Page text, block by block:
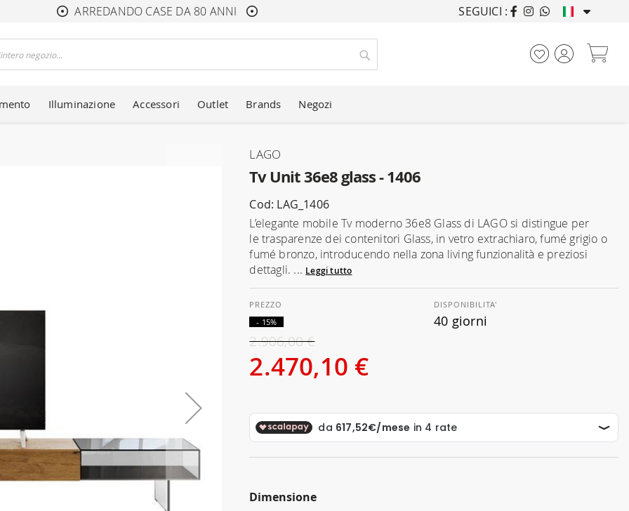
ARREDANDO CASE DA 80 ANNI ARREDANDO CASE
SEGUICI :
Cerca
Illuminazione Accessori Outlet Brands Negozi
Tv Unit 36e8 glass - 1406
LAGO
Cod: LAG_1406
L’elegante mobile Tv moderno 36e8 Glass di LAGO si distingue per
le trasparenze dei contenitori Glass, in vetro extrachiaro, fumé grigio o
fumé bronzo, introducendo nella zona living funzionalità e preziosi
dettagli. ... Leggi tutto
2.470,10 €
2.906,00 €
- 15%
DISPONIBILITA'
40 giorni
Dimensione